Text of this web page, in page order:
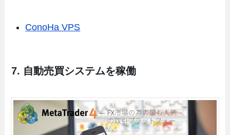
ConoHa VPS
7. 自動売買システムを稼働